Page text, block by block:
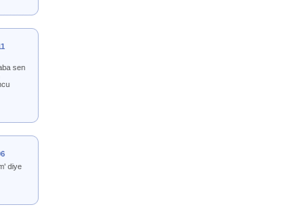
sen
diye